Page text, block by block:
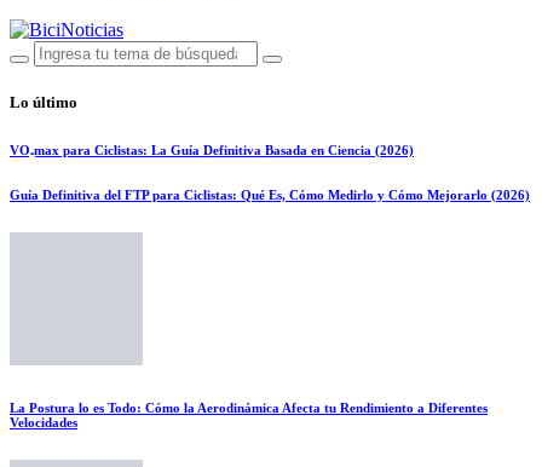
Lo último
VO₂max para Ciclistas: La Guía Definitiva Basada en Ciencia (2026)
Guía Definitiva del FTP para Ciclistas: Qué Es, Cómo Medirlo y Cómo Mejorarlo (2026)
La Postura lo es Todo: Cómo la Aerodinámica Afecta tu Rendimiento a Diferentes
Velocidades